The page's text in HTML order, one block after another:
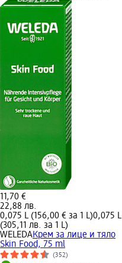
11,70 €
22,88 лв.
0,075 L (156,00 € за 1 L)0,075 L
(305,11 лв. за 1 L)
WELEDAКрем за лице и тяло
Skin Food, 75 ml
(352)